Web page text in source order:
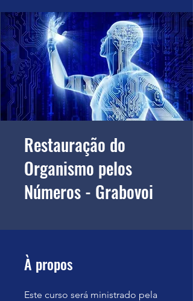
Restauração do
Organismo pelos
Números - Grabovoi
À propos
Este curso será ministrado pela